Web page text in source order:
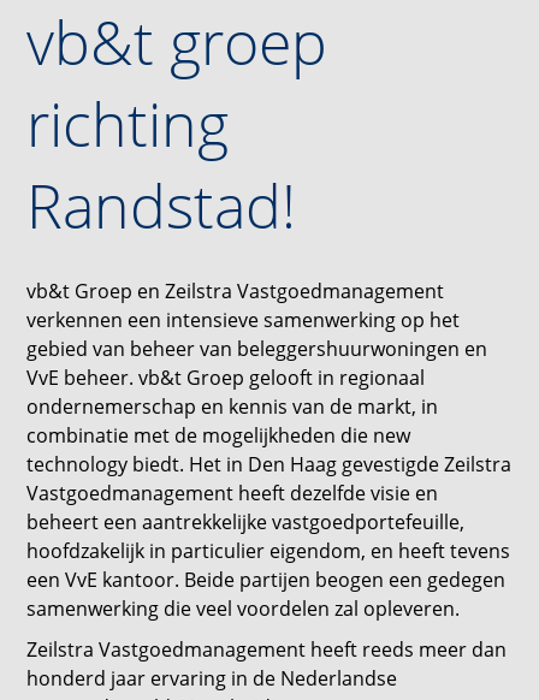
vb&t groep
richting
Randstad!
vb&t Groep en Zeilstra Vastgoedmanagement
verkennen een intensieve samenwerking op het
gebied van beheer van beleggershuurwoningen en
VvE beheer. vb&t Groep gelooft in regionaal
ondernemerschap en kennis van de markt, in
combinatie met de mogelijkheden die new
technology biedt. Het in Den Haag gevestigde Zeilstra
Vastgoedmanagement heeft dezelfde visie en
beheert een aantrekkelijke vastgoedportefeuille,
hoofdzakelijk in particulier eigendom, en heeft tevens
een VvE kantoor. Beide partijen beogen een gedegen
samenwerking die veel voordelen zal opleveren.
Zeilstra Vastgoedmanagement heeft reeds meer dan
honderd jaar ervaring in de Nederlandse